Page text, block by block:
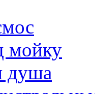
мойку
душа